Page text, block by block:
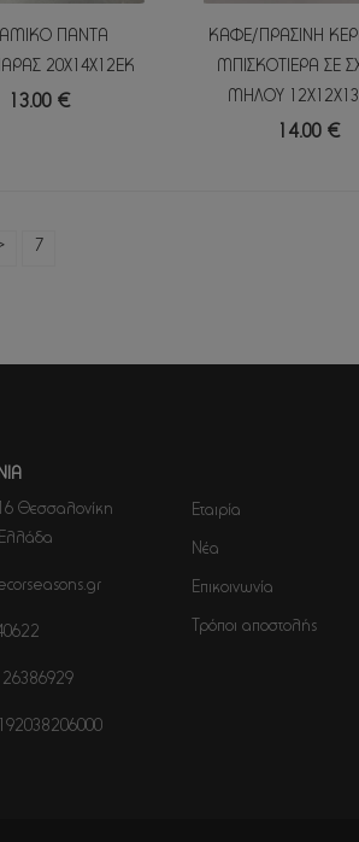
ΠΑΝΤΑ
20Χ14Χ12ΕΚ
13.00 €
ΚΑΦΕ/ΠΡΑΣΙΝΗ
ΜΠΙΣΚΟΤΙΕΡΑ ΣΕ
ΜΗΛΟΥ
14.00 €
7
Θεσσαλονίκη
Εταιρία
Νέα
Επικοινωνία
Τρόποι αποστολής